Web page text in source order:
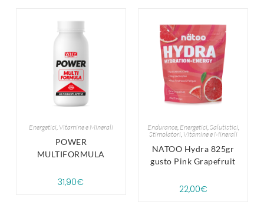
Energetici, Vitamine e Minerali
POWER
MULTIFORMULA
31,90€
Endurance, Energetici,Salutistici,
Stimolatori, Vitamine e Minerali
NATOO Hydra 825gr
gusto Pink Grapefruit
22,00€